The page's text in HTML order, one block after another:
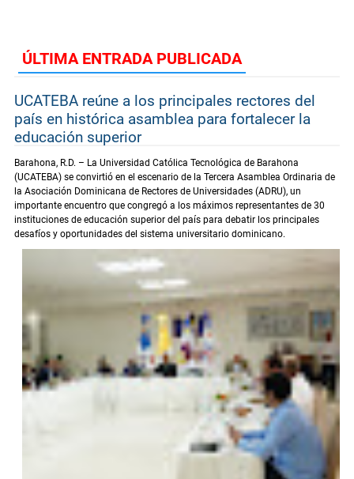
ÚLTIMA ENTRADA PUBLICADA
UCATEBA reúne a los principales rectores del
país en histórica asamblea para fortalecer la
educación superior
Barahona, R.D. – La Universidad Católica Tecnológica de Barahona
(UCATEBA) se convirtió en el escenario de la Tercera Asamblea Ordinaria de
la Asociación Dominicana de Rectores de Universidades (ADRU), un
importante encuentro que congregó a los máximos representantes de 30
instituciones de educación superior del país para debatir los principales
desafíos y oportunidades del sistema universitario dominicano.